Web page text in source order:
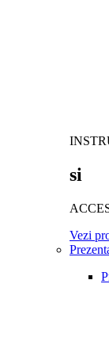
si
Vezi